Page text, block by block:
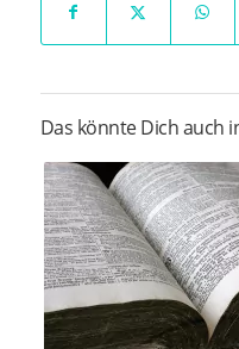
Das könnte Dich auch